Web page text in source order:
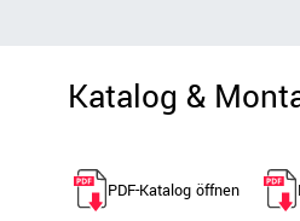
Katalog &
PDF-Katalog öffnen